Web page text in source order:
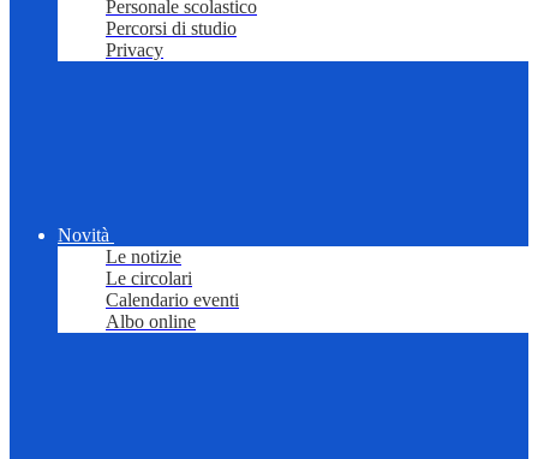
Personale scolastico
Percorsi di studio
Privacy
Novità
Le notizie
Le circolari
Calendario eventi
Albo online